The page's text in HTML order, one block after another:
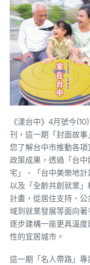
《漾台中》4月號今
刊，這一期「封面故事
您了解台中市推動各項
政策成果，透過「台中
宅」、「台中美樂地計
以及「全齡共創就業」
計畫，從居住支持、公
域到就業發展等面向著
逐步建構一座更具溫度
性的宜居城市。
這一期「名人帶路」專